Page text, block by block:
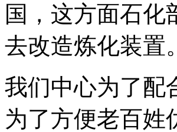
国，这方面石化
去改造炼化装置。
我们中心为了配
为了方便老百姓